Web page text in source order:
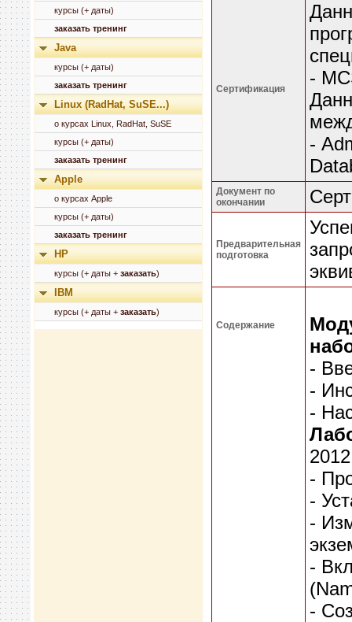
курсы (+ даты)
заказать тренинг
Java
курсы (+ даты)
заказать тренинг
Linux (RadHat, SuSE...)
о курсах Linux, RadHat, SuSE
курсы (+ даты)
заказать тренинг
Apple
о курсах Apple
курсы (+ даты)
заказать тренинг
HP
курсы (+ даты + заказать)
IBM
курсы (+ даты + заказать)
Сертификация
-
-
Документ по
окончании
Предварительная
подготовка
Содержание
-
-
-
-
-
-
-
-